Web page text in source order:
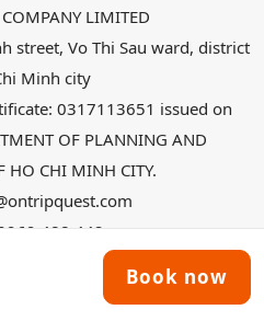
LIMITED
street, Vo Thi Sau ward, district
Minh city
0317113651 issued on
OF PLANNING AND
HO CHI MINH CITY.
488 442
all right reserved.